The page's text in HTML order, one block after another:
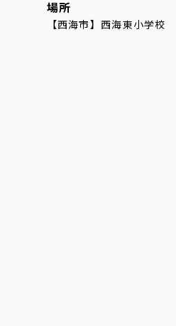
場所
【西海市】西海東小学校